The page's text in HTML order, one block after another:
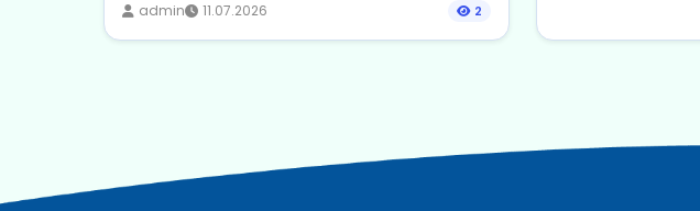
admin 11.07.2026 2